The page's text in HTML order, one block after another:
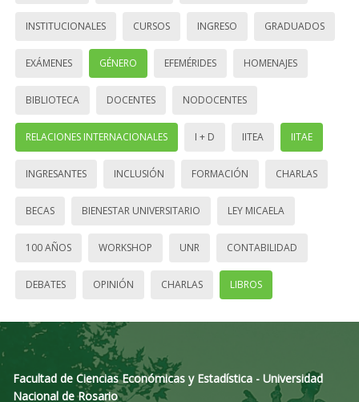
INSTITUCIONALES CURSOS INGRESO GRADUADOS
EXÁMENES GÉNERO EFEMÉRIDES HOMENAJES
BIBLIOTECA DOCENTES NODOCENTES
RELACIONES INTERNACIONALES I + D IITEA IITAE
INGRESANTES INCLUSIÓN FORMACIÓN CHARLAS
BECAS BIENESTAR UNIVERSITARIO LEY MICAELA
100 AÑOS WORKSHOP UNR CONTABILIDAD
DEBATES OPINIÓN CHARLAS LIBROS
Facultad de Ciencias Económicas y Estadística - Universidad
Nacional de Rosario